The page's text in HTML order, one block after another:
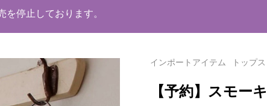
停止しております。
インポートアイテム トップス
【予約】スモー